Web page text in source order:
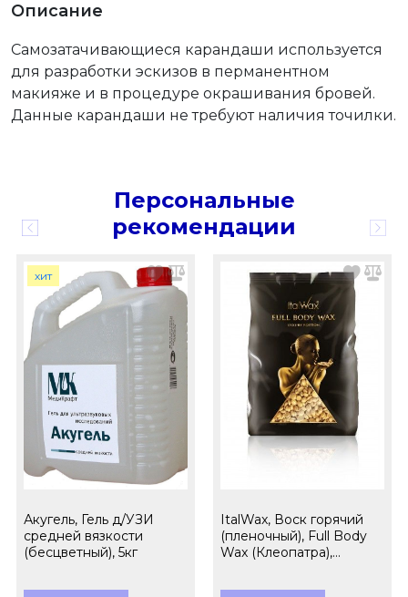
Описание
Самозатачивающиеся карандаши используется
для разработки эскизов в перманентном
макияже и в процедуре окрашивания бровей.
Данные карандаши не требуют наличия точилки.
Персональные
рекомендации
хит
Акугель, Гель д/УЗИ
средней вязкости
(бесцветный), 5кг
ItalWax, Воск горячий
(пленочный), Full Body
Wax (Клеопатра),